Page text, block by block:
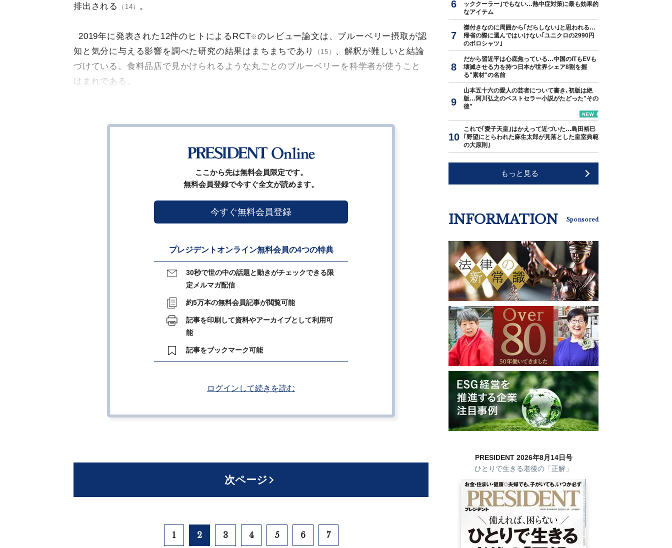
排出される
（14） 。
2019年に発表された12件のヒトによるRCT※のレビュー論文は、ブルーベリー摂取が認
知と気分に与える影響を調べた研究の結果はまちまちであり
（15）
、解釈が難しいと結論
づけている。食料品店で見かけられるような丸ごとのブルーベリーを科学者が使うこと
はまれである。
ここから先は無料会員限定です。
無料会員登録で今すぐ全文が読めます。
今すぐ無料会員登録
プレジデントオンライン無料会員の4つの特典
30秒で世の中の話題と動きがチェックできる限
定メルマガ配信
約5万本の無料会員記事が閲覧可能
記事を印刷して資料やアーカイブとして利用可
能
記事をブックマーク可能
ログインして続きを読む
次ページ
1 2 3 4 5 6 7
ッククーラー｣でもない…熱中症対策に最も効果的
なアイテム
襟付きなのに周囲から｢だらしない｣と思われる…
帰省の際に選んではいけない｢ユニクロの2990円
のポロシャツ｣
だから習近平は心底焦っている…中国のITもEVも
壊滅させる力を持つ日本が世界シェア8割を握
る"素材"の名前
山本五十六の愛人の芸者について書き､初版は絶
版…阿川弘之のベストセラー小説がたどった"その
後"
これで｢愛子天皇｣はかえって近づいた…島田裕巳
｢野望にとらわれた麻生太郎が見落とした皇室典範
の大原則｣
もっと見る
INFORMATION Sponsored
PRESIDENT 2026年8月14日号
ひとりで生きる老後の「正解」